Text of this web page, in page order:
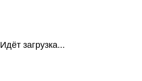
Идёт загрузка...